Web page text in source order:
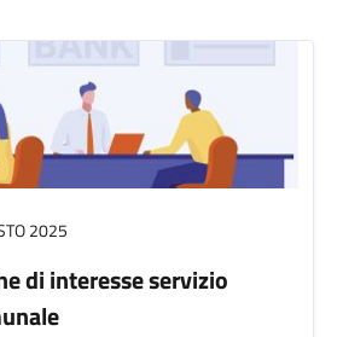
2025
di interesse servizio